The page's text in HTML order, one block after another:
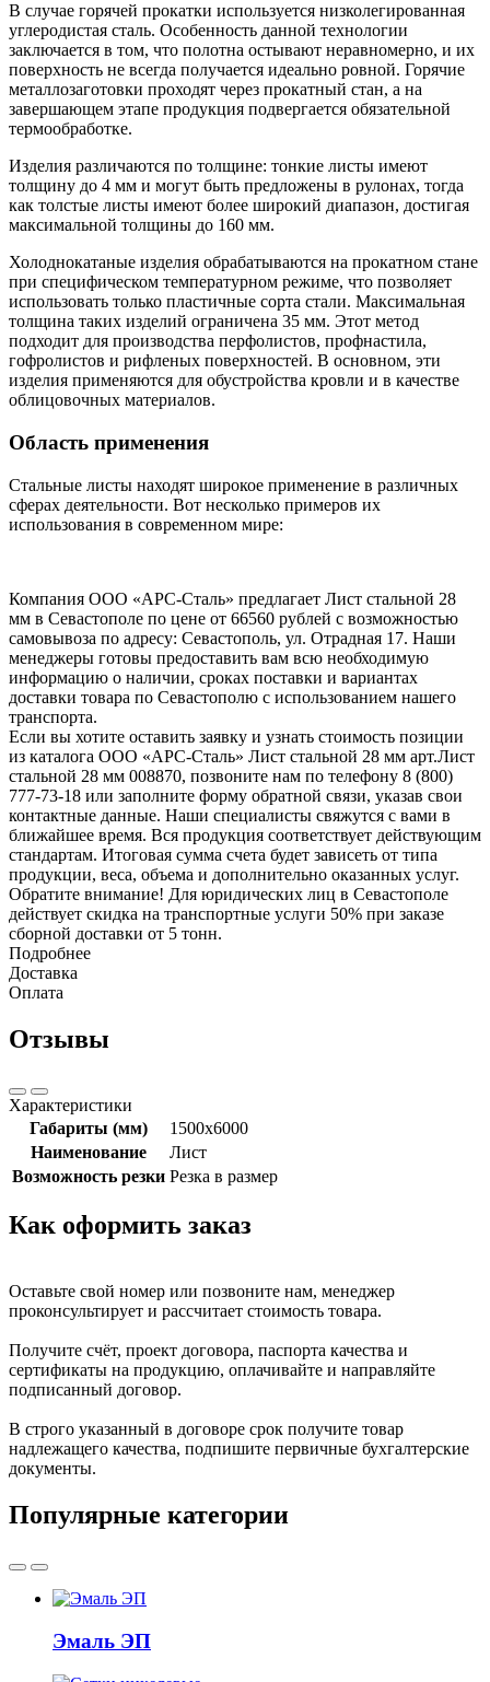
В случае горячей прокатки используется низколегированная
углеродистая сталь. Особенность данной технологии
заключается в том, что полотна остывают неравномерно, и их
поверхность не всегда получается идеально ровной. Горячие
металлозаготовки проходят через прокатный стан, а на
завершающем этапе продукция подвергается обязательной
термообработке.
Изделия различаются по толщине: тонкие листы имеют
толщину до 4 мм и могут быть предложены в рулонах, тогда
как толстые листы имеют более широкий диапазон, достигая
максимальной толщины до 160 мм.
Холоднокатаные изделия обрабатываются на прокатном стане
при специфическом температурном режиме, что позволяет
использовать только пластичные сорта стали. Максимальная
толщина таких изделий ограничена 35 мм. Этот метод
подходит для производства перфолистов, профнастила,
гофролистов и рифленых поверхностей. В основном, эти
изделия применяются для обустройства кровли и в качестве
облицовочных материалов.
Область применения
Стальные листы находят широкое применение в различных
сферах деятельности. Вот несколько примеров их
использования в современном мире:
Компания ООО «АРС-Сталь» предлагает Лист стальной 28
мм в Севастополе по цене от 66560 рублей с возможностью
самовывоза по адресу: Севастополь, ул. Отрадная 17. Наши
менеджеры готовы предоставить вам всю необходимую
информацию о наличии, сроках поставки и вариантах
доставки товара по Севастополю с использованием нашего
транспорта.
Если вы хотите оставить заявку и узнать стоимость позиции
из каталога ООО «АРС-Сталь» Лист стальной 28 мм арт.Лист
стальной 28 мм 008870, позвоните нам по телефону 8 (800)
777-73-18 или заполните форму обратной связи, указав свои
контактные данные. Наши специалисты свяжутся с вами в
ближайшее время. Вся продукция соответствует действующим
стандартам. Итоговая сумма счета будет зависеть от типа
продукции, веса, объема и дополнительно оказанных услуг.
Обратите внимание! Для юридических лиц в Севастополе
действует скидка на транспортные услуги 50% при заказе
сборной доставки от 5 тонн.
Подробнее
Доставка
Оплата
Отзывы
Характеристики
Габариты (мм)
1500x6000
Наименование
Лист
Возможность резки Резка в размер
Как оформить заказ
Оставьте свой номер или позвоните нам, менеджер
проконсультирует и рассчитает стоимость товара.
Получите счёт, проект договора, паспорта качества и
сертификаты на продукцию, оплачивайте и направляйте
подписанный договор.
В строго указанный в договоре срок получите товар
надлежащего качества, подпишите первичные бухгалтерские
документы.
Популярные категории
Эмаль ЭП